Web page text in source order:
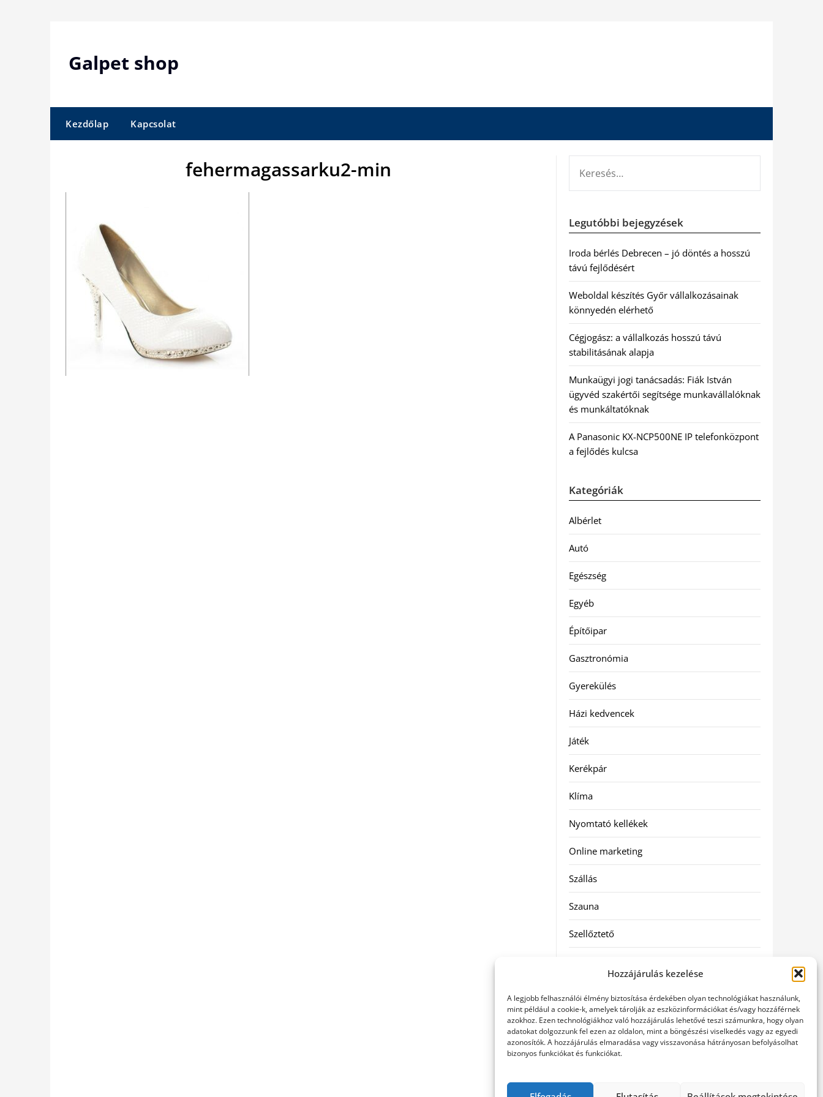
Hozzájárulás kezelése
A legjobb felhasználói élmény biztosítása érdekében olyan technológiákat használunk,
mint például a cookie-k, amelyek tárolják az eszközinformációkat és/vagy hozzáférnek
azokhoz. Ezen technológiákhoz való hozzájárulás lehetővé teszi számunkra, hogy olyan
adatokat dolgozzunk fel ezen az oldalon, mint a böngészési viselkedés vagy az egyedi
azonosítók. A hozzájárulás elmaradása vagy visszavonása hátrányosan befolyásolhat
bizonyos funkciókat és funkciókat.
Galpet shop
Kezdőlap Kapcsolat
fehermagassarku2-min
Legutóbbi bejegyzések
Iroda bérlés Debrecen – jó döntés a hosszú
távú fejlődésért
Weboldal készítés Győr vállalkozásainak
könnyedén elérhető
Cégjogász: a vállalkozás hosszú távú
stabilitásának alapja
Munkaügyi jogi tanácsadás: Fiák István
ügyvéd szakértői segítsége munkavállalóknak
és munkáltatóknak
A Panasonic KX-NCP500NE IP telefonközpont
a fejlődés kulcsa
Kategóriák
Albérlet
Autó
Egészség
Egyéb
Építőipar
Gasztronómia
Gyerekülés
Házi kedvencek
Játék
Kerékpár
Klíma
Nyomtató kellékek
Online marketing
Szállás
Szauna
Szellőztető
Utazás
Vásárlás